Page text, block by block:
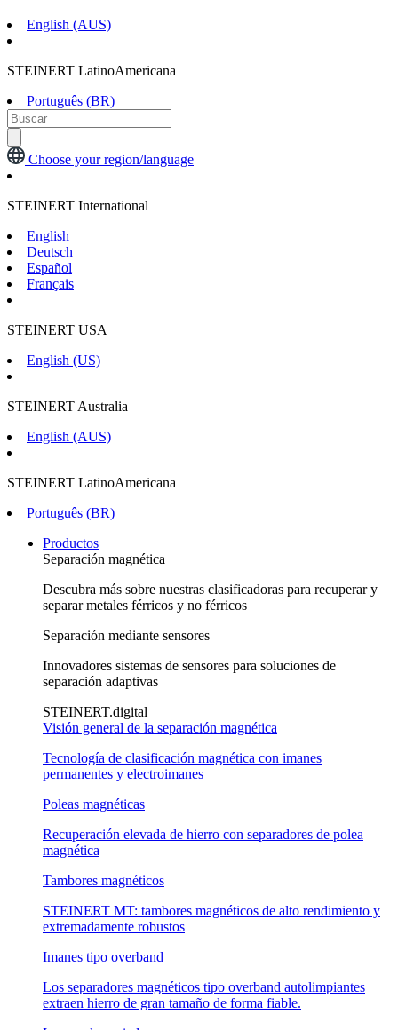
English (AUS)
STEINERT LatinoAmericana
Português (BR)
Choose your region/language
STEINERT International
English
Deutsch
Español
Français
STEINERT USA
English (US)
STEINERT Australia
English (AUS)
STEINERT LatinoAmericana
Português (BR)
Productos
Separación magnética
Descubra más sobre nuestras clasificadoras para recuperar y
separar metales férricos y no férricos
Separación mediante sensores
Innovadores sistemas de sensores para soluciones de
separación adaptivas
STEINERT.digital
Visión general de la separación magnética
Tecnología de clasificación magnética con imanes
permanentes y electroimanes
Poleas magnéticas
Recuperación elevada de hierro con separadores de polea
magnética
Tambores magnéticos
STEINERT MT: tambores magnéticos de alto rendimiento y
extremadamente robustos
Imanes tipo overband
Los separadores magnéticos tipo overband autolimpiantes
extraen hierro de gran tamaño de forma fiable.